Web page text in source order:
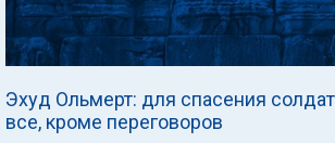
Эхуд Ольмерт: для спасения
все, кроме переговоров